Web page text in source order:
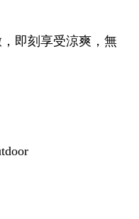
即刻享受涼爽，無